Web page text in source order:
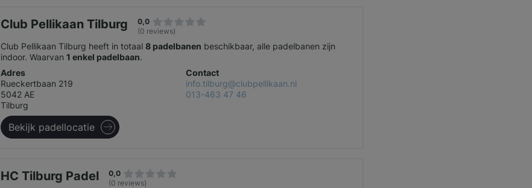
Club Pellikaan Tilburg
0,0
(0 reviews)
Club Pellikaan Tilburg heeft in totaal8 padelbanen beschikbaar, alle padelbanen zijn
indoor. Waarvan1 enkel padelbaan.
Adres
Rueckertbaan 219
5042 AE
Tilburg
Contact
info.tilburg@clubpellikaan.nl
013-463 47 46
Bekijk padellocatie
HC Tilburg Padel
0,0
(0 reviews)